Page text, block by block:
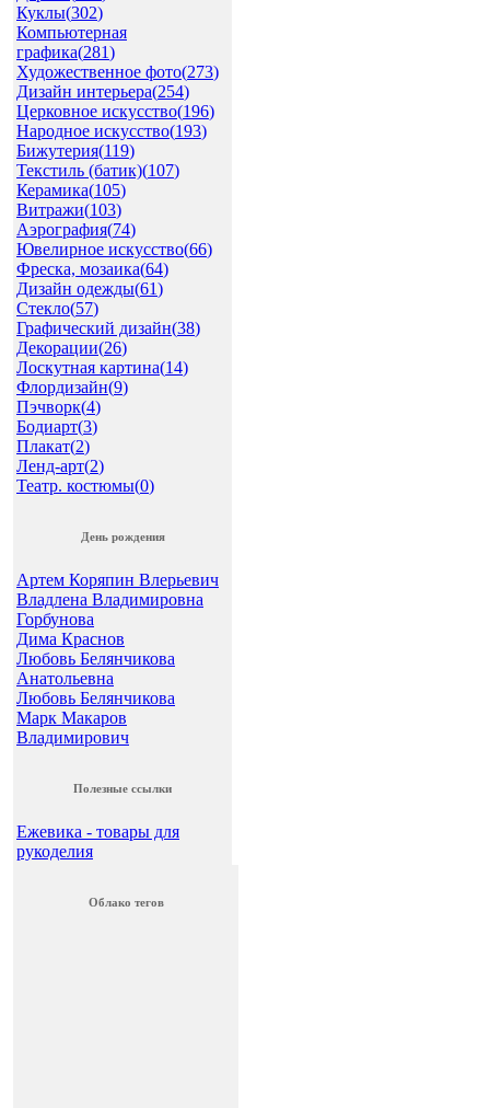
Куклы(302)
Компьютерная
графика(281)
Художественное фото(273)
Дизайн интерьера(254)
Церковное искусство(196)
Народное искусство(193)
Бижутерия(119)
Текстиль (батик)(107)
Керамика(105)
Витражи(103)
Аэрография(74)
Ювелирное искусство(66)
Фреска, мозаика(64)
Дизайн одежды(61)
Стекло(57)
Графический дизайн(38)
Декорации(26)
Лоскутная картина(14)
Флордизайн(9)
Пэчворк(4)
Бодиарт(3)
Плакат(2)
Ленд-арт(2)
Театр. костюмы(0)
День рождения
Артем Коряпин Влерьевич
Владлена Владимировна
Горбунова
Дима Краснов
Любовь Белянчикова
Анатольевна
Любовь Белянчикова
Марк Макаров
Владимирович
Полезные ссылки
Ежевика - товары для
рукоделия
Облако тегов